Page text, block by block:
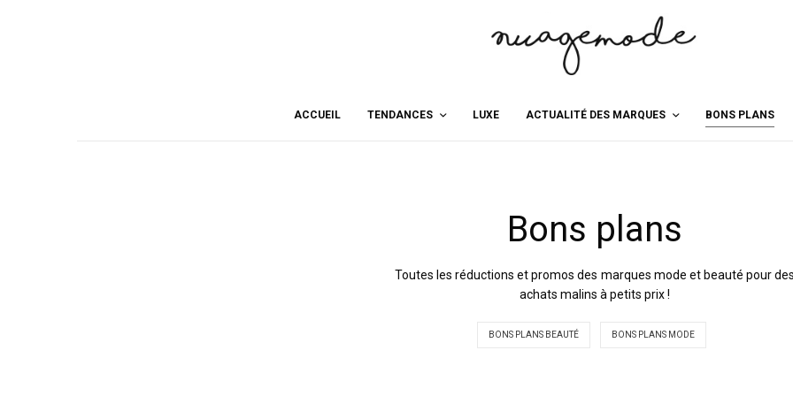
ACCUEIL TENDANCES LUXE ACTUALITÉ DES MARQUES BONS PLANS
Bons plans
Toutes les réductions et promos des marques mode et beauté pour des
achats malins à petits prix !
BONS PLANS BEAUTÉ BONS PLANS MODE